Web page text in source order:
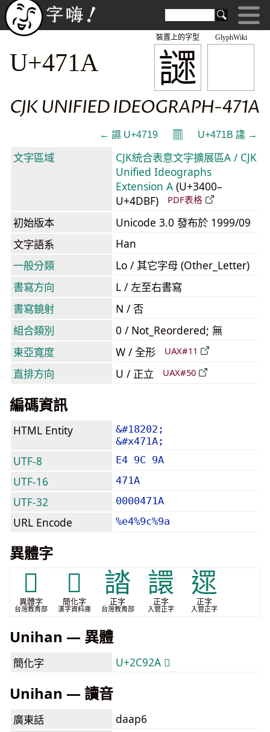
GlyphWiki
䜚
裝置上的字型
U+471A
CJK UNIFIED IDEOGRAPH-471A
← 䜙 U+4719 𝄜 U+471B 䜛 →
文字區域
CJK統合表意文字擴展區A / CJK
Unified Ideographs
Extension A (U+3400–
U+4DBF)
PDF表格
初始版本
Unicode 3.0 發布於 1999/09
文字語系
Han
一般分類
Lo / 其它字母 (Other_Letter)
書寫方向
L / 左至右書寫
書寫鏡射
N / 否
組合類別
0 / Not_Reordered; 無
東亞寬度
W / 全形 UAX#11
直排方向 U / 正立 UAX#50
編碼資訊
HTML Entity
&#18202;
&#x471A;
UTF-8 E4 9C 9A
UTF-16 471A
UTF-32 0000471A
URL Encode %e4%9c%9a
異體字
𧮅
異體字
台灣教育部
𬤪
簡化字
漢字資料庫
誻
正字
台灣教育部
譞
正字
入管正字
遝
正字
入管正字
Unihan — 異體
簡化字 U+2C92A 𬤪
Unihan — 讀音
廣東話
daap6